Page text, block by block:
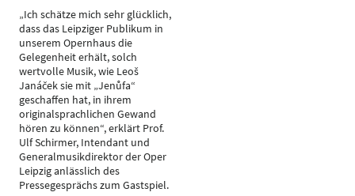
„Ich schätze mich sehr glücklich,
dass das Leipziger Publikum in
unserem Opernhaus die
Gelegenheit erhält, solch
wertvolle Musik, wie Leoš
Janáček sie mit „Jenůfa“
geschaffen hat, in ihrem
originalsprachlichen Gewand
hören zu können“, erklärt Prof.
Ulf Schirmer, Intendant und
Generalmusikdirektor der Oper
Leipzig anlässlich des
Pressegesprächs zum Gastspiel.